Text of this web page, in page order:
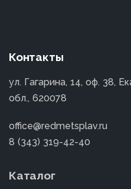
Контакты
ул. Гагарина, 14, оф. 38,
обл., 620078
office@redmetsplav.ru
8 (343) 319-42-40
Каталог